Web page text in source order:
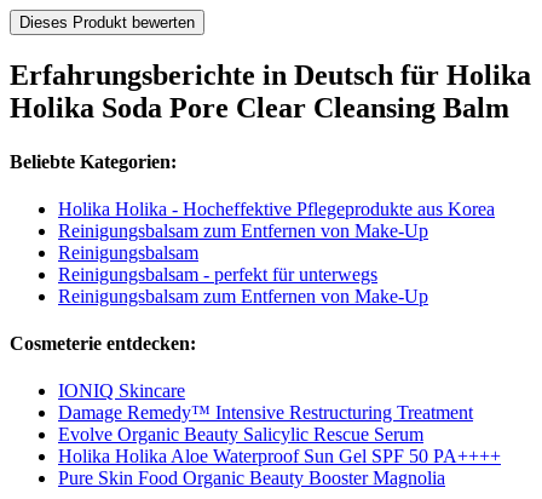
Dieses Produkt bewerten
Erfahrungsberichte in Deutsch für Holika
Holika Soda Pore Clear Cleansing Balm
Beliebte Kategorien:
Holika Holika - Hocheffektive Pflegeprodukte aus Korea
Reinigungsbalsam zum Entfernen von Make-Up
Reinigungsbalsam
Reinigungsbalsam - perfekt für unterwegs
Reinigungsbalsam zum Entfernen von Make-Up
Cosmeterie entdecken:
IONIQ Skincare
Damage Remedy™ Intensive Restructuring Treatment
Evolve Organic Beauty Salicylic Rescue Serum
Holika Holika Aloe Waterproof Sun Gel SPF 50 PA++++
Pure Skin Food Organic Beauty Booster Magnolia